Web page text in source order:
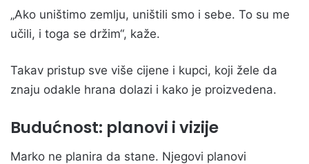
„Ako uništimo zemlju, uništili smo i sebe. To su me
učili, i toga se držim“, kaže.
Takav pristup sve više cijene i kupci, koji žele da
znaju odakle hrana dolazi i kako je proizvedena.
Budućnost: planovi i vizije
Marko ne planira da stane. Njegovi planovi